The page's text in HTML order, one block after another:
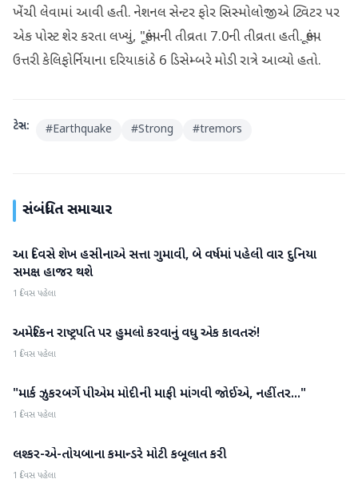
ખેંચી લેવામાં આવી હતી. નેશનલ સેન્ટર ફોર સિસ્મોલોજીએ ટ્વિટર પર
એક પોસ્ટ શેર કરતા લખ્યું, "ભૂકંપની તીવ્રતા 7.0ની તીવ્રતા હતી. ભૂકંપ
ઉત્તરી કેલિફોર્નિયાના દરિયાકાંઠે 6 ડિસેમ્બરે મોડી રાત્રે આવ્યો હતો.
ટેગ્સ: #Earthquake #Strong #tremors
સંબંધિત સમાચાર
આંતરરાષ્ટ્રીય
આ દિવસે શેખ હસીનાએ સત્તા ગુમાવી, બે વર્ષમાં પહેલી વાર દુનિયા
સમક્ષ હાજર થશે
1 દિવસ પહેલા
આંતરરાષ્ટ્રીય
અમેરિકન રાષ્ટ્રપતિ પર હુમલો કરવાનું વધુ એક કાવતરું!
1 દિવસ પહેલા
આંતરરાષ્ટ્રીય
"માર્ક ઝુકરબર્ગે પીએમ મોદીની માફી માંગવી જોઈએ, નહીંતર..."
1 દિવસ પહેલા
આંતરરાષ્ટ્રીય
લશ્કર-એ-તોયબાના કમાન્ડરે મોટી કબૂલાત કરી
1 દિવસ પહેલા